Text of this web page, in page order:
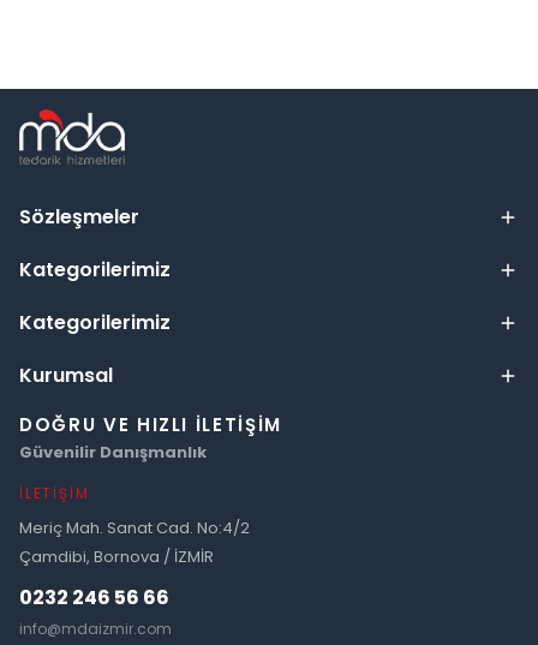
Sözleşmeler
Kategorilerimiz
Kategorilerimiz
Kurumsal
DOĞRU VE HIZLI İLETIŞIM
Güvenilir Danışmanlık
İLETIŞIM
Meriç Mah. Sanat Cad. No:4/2
Çamdibi, Bornova / İZMİR
0232 246 56 66
info@mdaizmir.com